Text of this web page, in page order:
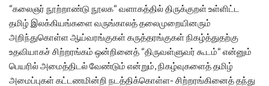
“கலைஞர் நூற்றாண்டு நூலக“ வளாகத்தில் திருக்குறள் உள்ளிட்ட
தமிழ் இலக்கியங்களை வருங்காலத் தலைமுறையினரும்
அறிந்துகொள்ள ஆய்வரங்குகள் கருத்தரங்குகள் நிகழ்த்துதற்கு
உதவியாகச் சிற்றரங்கம் ஒன்றினைத் “திருவள்ளுவர் கூடம்“ என்னும்
பெயரில் அமைத்திடல் வேண்டும் என்றும், நிகழ்வுகளைத் தமிழ்
அமைப்புகள் கட்டணமின்றி நடத்திக்கொள்ள- சிற்றரங்கினைத் தந்து